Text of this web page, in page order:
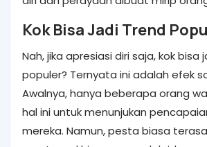
Kok Bisa Jadi Trend
Nah, jika apresiasi diri saja, kok bisa
populer? Ternyata ini adalah efek
Awalnya, hanya beberapa orang
hal ini untuk menunjukan
mereka. Namun, pesta biasa